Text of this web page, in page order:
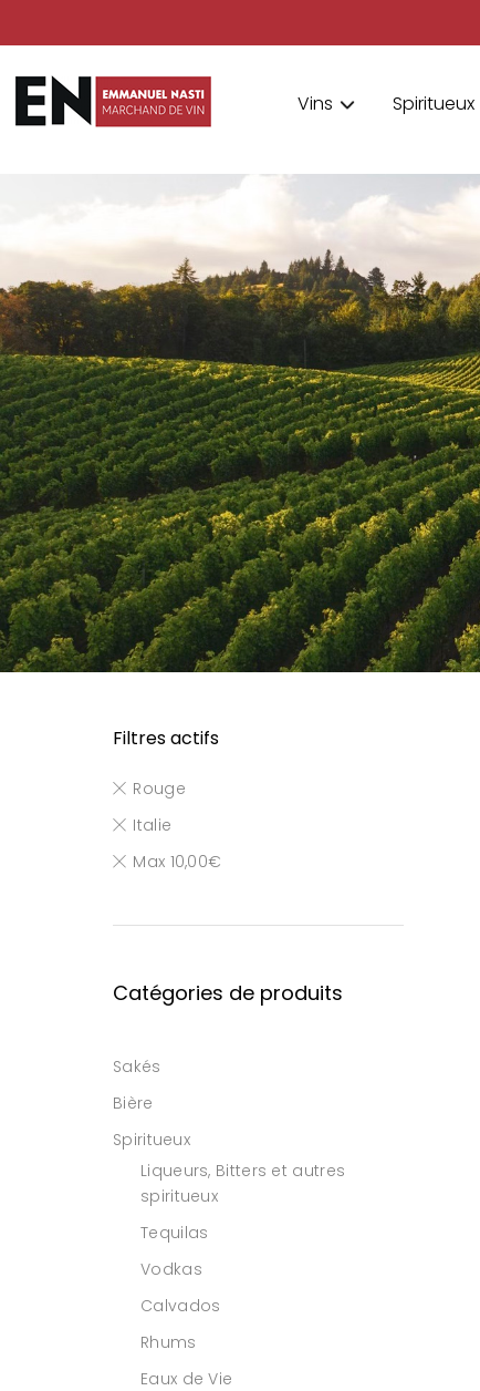
Vins Spiritueux
Filtres actifs
Rouge
Italie
Max 10,00€
Catégories de produits
Sakés
Bière
Spiritueux
Liqueurs, Bitters et autres
spiritueux
Tequilas
Vodkas
Calvados
Rhums
Eaux de Vie